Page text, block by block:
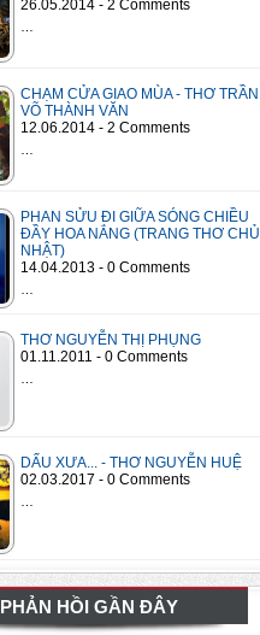
26.05.2014 - 2 Comments
CHẠM CỬA GIAO MÙA - THƠ TRẦN
VÕ THÀNH VĂN
12.06.2014 - 2 Comments
PHAN SỬU ĐI GIỮA SÓNG CHIỀU
ĐẦY HOA NẮNG (TRANG THƠ CHỦ
NHẬT)
14.04.2013 - 0 Comments
THƠ NGUYỄN THỊ PHỤNG
01.11.2011 - 0 Comments
DẤU XƯA... - THƠ NGUYỄN HUỆ
02.03.2017 - 0 Comments
PHẢN HỒI GẦN ĐÂY